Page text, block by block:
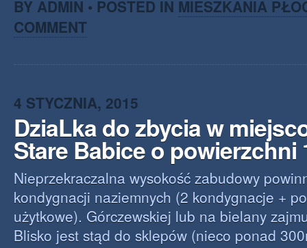
BY ADMIN • POSTED IN MIESZKANIA
COMMENT
4 STYCZNIA, 2015
DziaLka do zbycia w
Stare Babice o powierzchni
Nieprzekraczalna wysokość zabudowy
kondygnacji naziemnych (2 kondygnacje +
użytkowe). Górczewskiej lub na bielany
Blisko jest stąd do sklepów (nieco ponad